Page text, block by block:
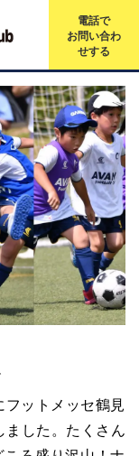
電話で
お問い合わ
せする
ットメッセ鶴見
ました。たくさん